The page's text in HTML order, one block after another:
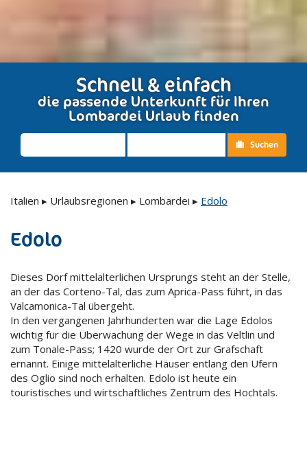
Schnell & einfach
die passende Unterkunft für Ihren
Lombardei Urlaub finden
Suchen
Italien ▸ Urlaubsregionen ▸ Lombardei ▸ Edolo
Edolo
Dieses Dorf mittelalterlichen Ursprungs steht an der Stelle,
an der das Corteno-Tal, das zum Aprica-Pass führt, in das
Valcamonica-Tal übergeht.
In den vergangenen Jahrhunderten war die Lage Edolos
wichtig für die Überwachung der Wege in das Veltlin und
zum Tonale-Pass; 1420 wurde der Ort zur Grafschaft
ernannt. Einige mittelalterliche Häuser entlang den Ufern
des Oglio sind noch erhalten. Edolo ist heute ein
touristisches und wirtschaftliches Zentrum des Hochtals.